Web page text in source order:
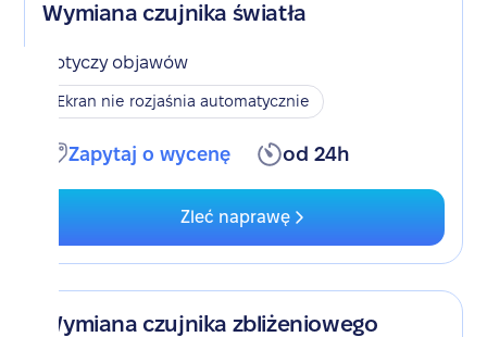
Wymiana czujnika światła
Dotyczy objawów
Ekran nie rozjaśnia automatycznie
Zapytaj o wycenę od 24h
Zleć naprawę
Wymiana czujnika zbliżeniowego